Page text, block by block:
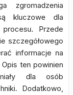
zgromadzenia
kluczowe dla
procesu. Przede
szczegółowego
informacje na
ten powinien
dla osób
Dodatkowo,